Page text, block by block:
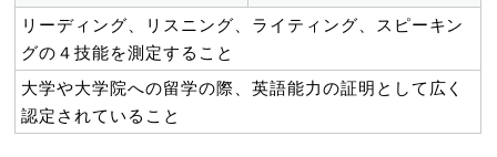
リーディング、リスニング、ライティング、スピーキン
グの４技能を測定すること
大学や大学院への留学の際、英語能力の証明として広く
認定されていること